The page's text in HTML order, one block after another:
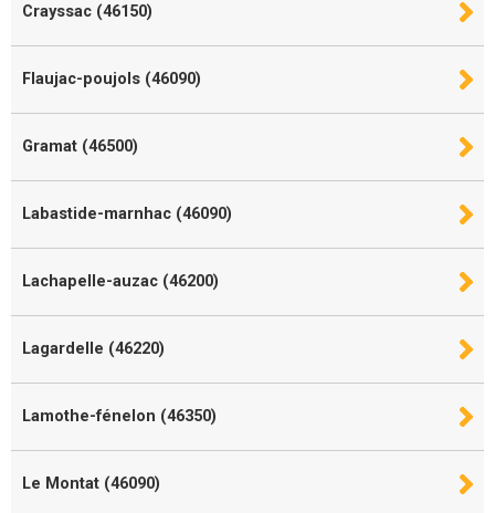
Crayssac (46150)
Flaujac-poujols (46090)
Gramat (46500)
Labastide-marnhac (46090)
Lachapelle-auzac (46200)
Lagardelle (46220)
Lamothe-fénelon (46350)
Le Montat (46090)